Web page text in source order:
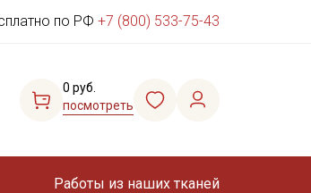
по РФ +7 (800) 533-75-43
0 руб.
посмотреть
Работы из наших тканей